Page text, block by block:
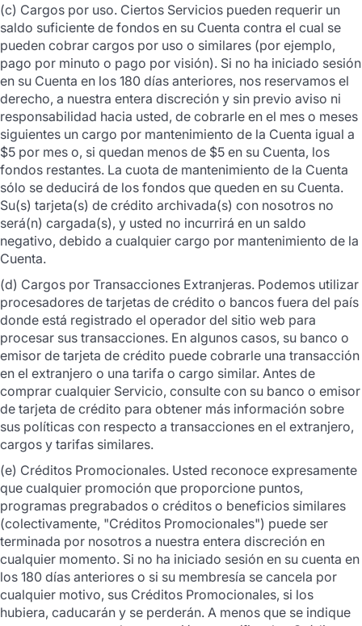
(c) Cargos por uso. Ciertos Servicios pueden requerir un
saldo suficiente de fondos en su Cuenta contra el cual se
pueden cobrar cargos por uso o similares (por ejemplo,
pago por minuto o pago por visión). Si no ha iniciado sesión
en su Cuenta en los 180 días anteriores, nos reservamos el
derecho, a nuestra entera discreción y sin previo aviso ni
responsabilidad hacia usted, de cobrarle en el mes o meses
siguientes un cargo por mantenimiento de la Cuenta igual a
$5 por mes o, si quedan menos de $5 en su Cuenta, los
fondos restantes. La cuota de mantenimiento de la Cuenta
sólo se deducirá de los fondos que queden en su Cuenta.
Su(s) tarjeta(s) de crédito archivada(s) con nosotros no
será(n) cargada(s), y usted no incurrirá en un saldo
negativo, debido a cualquier cargo por mantenimiento de la
Cuenta.
(d) Cargos por Transacciones Extranjeras. Podemos utilizar
procesadores de tarjetas de crédito o bancos fuera del país
donde está registrado el operador del sitio web para
procesar sus transacciones. En algunos casos, su banco o
emisor de tarjeta de crédito puede cobrarle una transacción
en el extranjero o una tarifa o cargo similar. Antes de
comprar cualquier Servicio, consulte con su banco o emisor
de tarjeta de crédito para obtener más información sobre
sus políticas con respecto a transacciones en el extranjero,
cargos y tarifas similares.
(e) Créditos Promocionales. Usted reconoce expresamente
que cualquier promoción que proporcione puntos,
programas pregrabados o créditos o beneficios similares
(colectivamente, "Créditos Promocionales") puede ser
terminada por nosotros a nuestra entera discreción en
cualquier momento. Si no ha iniciado sesión en su cuenta en
los 180 días anteriores o si su membresía se cancela por
cualquier motivo, sus Créditos Promocionales, si los
hubiera, caducarán y se perderán. A menos que se indique